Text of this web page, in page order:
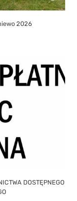
2026
DOSTĘPNEGO